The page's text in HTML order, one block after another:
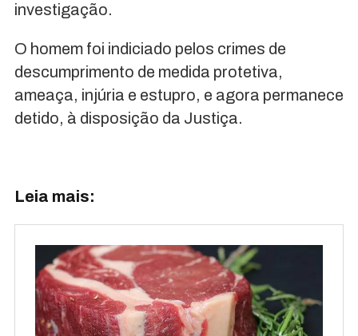
investigação.
O homem foi indiciado pelos crimes de
descumprimento de medida protetiva,
ameaça, injúria e estupro, e agora permanece
detido, à disposição da Justiça.
Leia mais: